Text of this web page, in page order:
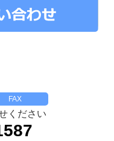
FAX
ください